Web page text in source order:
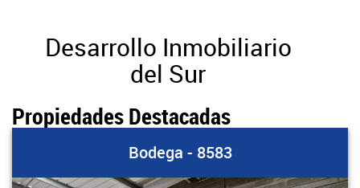
Desarrollo Inmobiliario
del Sur
Propiedades Destacadas
Bodega - 8583